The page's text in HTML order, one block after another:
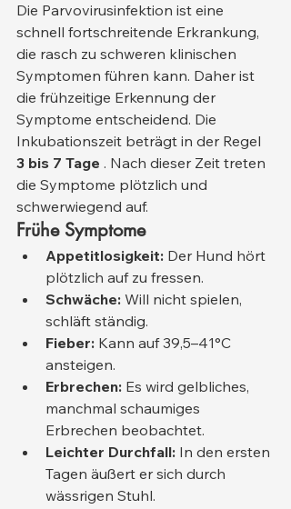
Die Parvovirusinfektion ist eine
schnell fortschreitende Erkrankung,
die rasch zu schweren klinischen
Symptomen führen kann. Daher ist
die frühzeitige Erkennung der
Symptome entscheidend. Die
Inkubationszeit beträgt in der Regel
3 bis 7 Tage . Nach dieser Zeit treten
die Symptome plötzlich und
schwerwiegend auf.
Frühe Symptome
Appetitlosigkeit: Der Hund hört
plötzlich auf zu fressen.
Schwäche: Will nicht spielen,
schläft ständig.
Fieber: Kann auf 39,5–41°C
ansteigen.
Erbrechen: Es wird gelbliches,
manchmal schaumiges
Erbrechen beobachtet.
Leichter Durchfall: In den ersten
Tagen äußert er sich durch
wässrigen Stuhl.